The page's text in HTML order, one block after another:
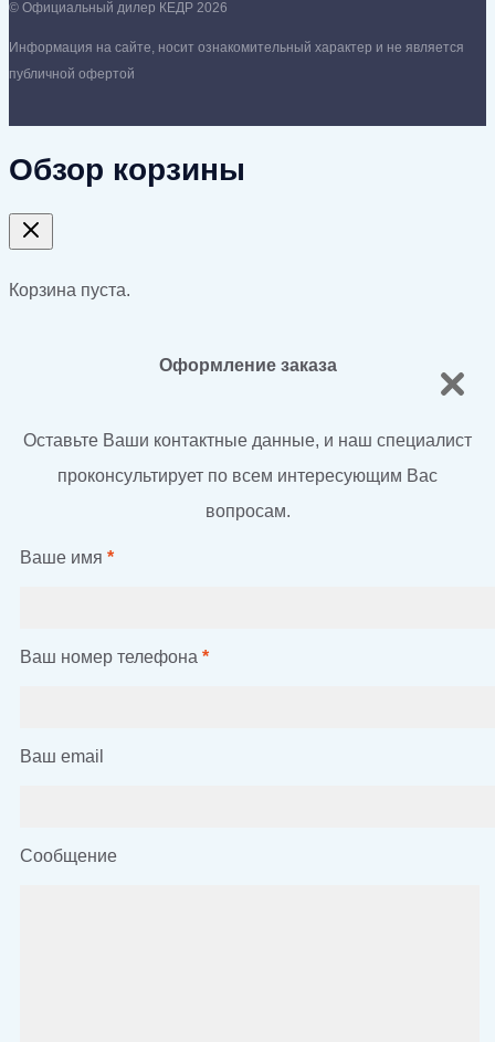
© Официальный дилер КЕДР 2026
Информация на сайте, носит ознакомительный характер и не является
публичной офертой
Обзор корзины
Корзина пуста.
Оформление заказа
Оставьте Ваши контактные данные, и наш специалист
проконсультирует по всем интересующим Вас
вопросам.
Ваше имя *
Ваш номер телефона *
Ваш email
Сообщение